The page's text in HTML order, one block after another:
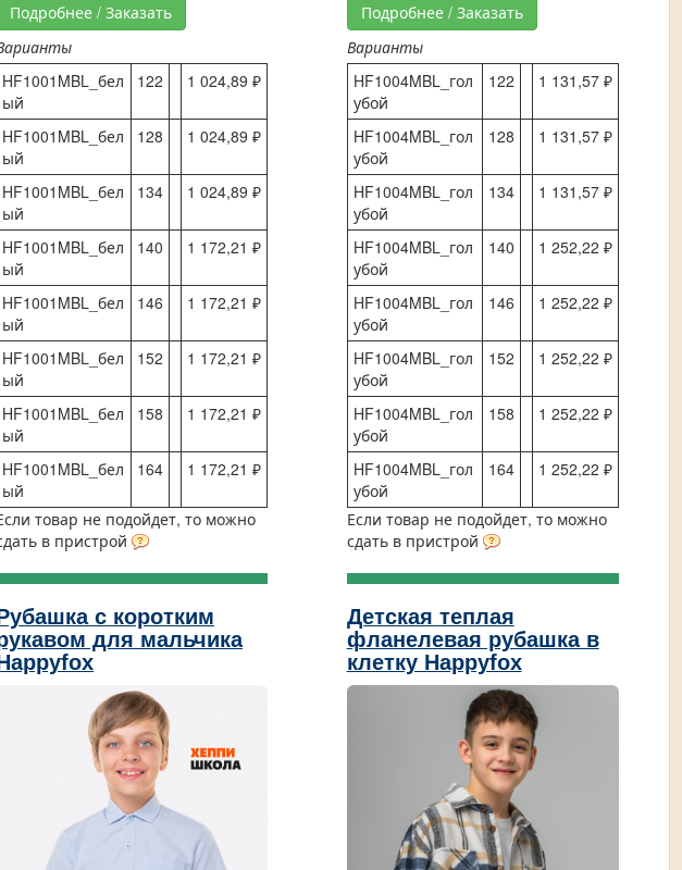
Подробнее / Заказать
HF1001MBL_бел
ый
122 1 024,89 ₽
HF1001MBL_бел
ый
128 1 024,89 ₽
HF1001MBL_бел
ый
134 1 024,89 ₽
HF1001MBL_бел
ый
140 1 172,21 ₽
HF1001MBL_бел
ый
146 1 172,21 ₽
HF1001MBL_бел
ый
152 1 172,21 ₽
HF1001MBL_бел
ый
158 1 172,21 ₽
HF1001MBL_бел
ый
164 1 172,21 ₽
товар не подойдет, то можно
в пристрой
Подробнее / Заказать
Варианты
HF1004MBL_гол
убой
122 1 131,57 ₽
HF1004MBL_гол
убой
128 1 131,57 ₽
HF1004MBL_гол
убой
134 1 131,57 ₽
HF1004MBL_гол
убой
140 1 252,22 ₽
HF1004MBL_гол
убой
146 1 252,22 ₽
HF1004MBL_гол
убой
152 1 252,22 ₽
HF1004MBL_гол
убой
158 1 252,22 ₽
HF1004MBL_гол
убой
164 1 252,22 ₽
Если товар не подойдет, то можно
сдать в пристрой
с коротким
для мальчика
Детская теплая
фланелевая рубашка в
клетку Happyfox